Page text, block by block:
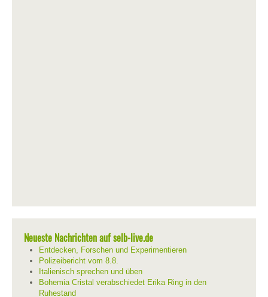
Neueste Nachrichten auf selb-live.de
Entdecken, Forschen und Experimentieren
Polizeibericht vom 8.8.
Italienisch sprechen und üben
Bohemia Cristal verabschiedet Erika Ring in den
Ruhestand